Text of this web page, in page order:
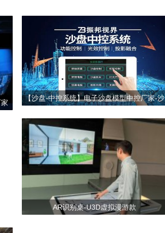
【沙盘-中控系统】电子沙盘模型中控厂家-沙
AR识别桌-U3D虚拟漫游款